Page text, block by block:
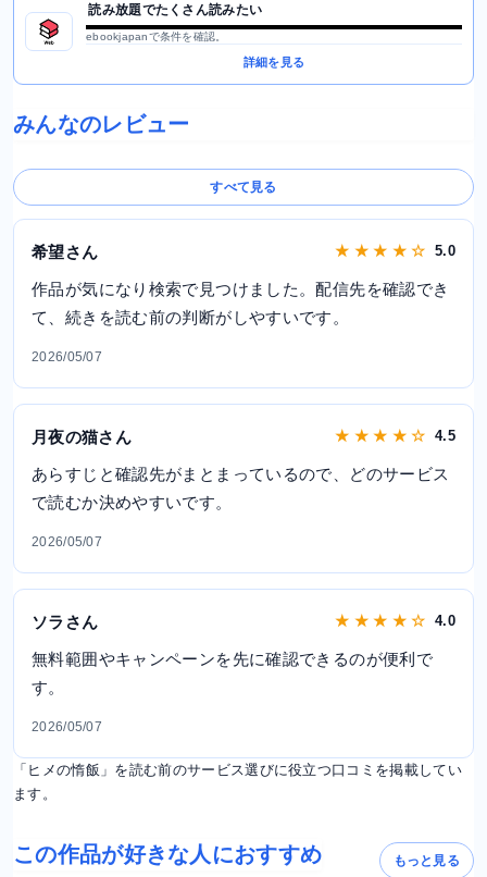
読み放題でたくさん読みたい
ebookjapanで条件を確認。
詳細を見る
みんなのレビュー
すべて見る
希望さん ★ ★ ★ ★ ☆ 5.0
作品が気になり検索で見つけました。配信先を確認でき
て、続きを読む前の判断がしやすいです。
2026/05/07
月夜の猫さん ★ ★ ★ ★ ☆ 4.5
あらすじと確認先がまとまっているので、どのサービス
で読むか決めやすいです。
2026/05/07
ソラさん ★ ★ ★ ★ ☆ 4.0
無料範囲やキャンペーンを先に確認できるのが便利で
す。
2026/05/07
「ヒメの惰飯」を読む前のサービス選びに役立つ口コミを掲載してい
ます。
この作品が好きな人におすすめ もっと見る